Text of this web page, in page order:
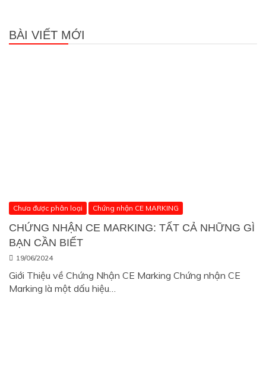
BÀI VIẾT MỚI
Chưa được phân loại Chứng nhận CE MARKING
CHỨNG NHẬN CE MARKING: TẤT CẢ NHỮNG GÌ
BẠN CẦN BIẾT
19/06/2024
Giới Thiệu về Chứng Nhận CE Marking Chứng nhận CE
Marking là một dấu hiệu…